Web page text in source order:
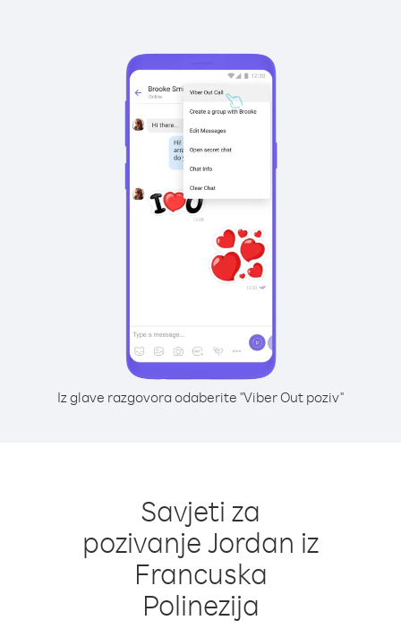
Iz glave razgovora odaberite "Viber Out poziv"
Savjeti za
pozivanje Jordan iz
Francuska
Polinezija